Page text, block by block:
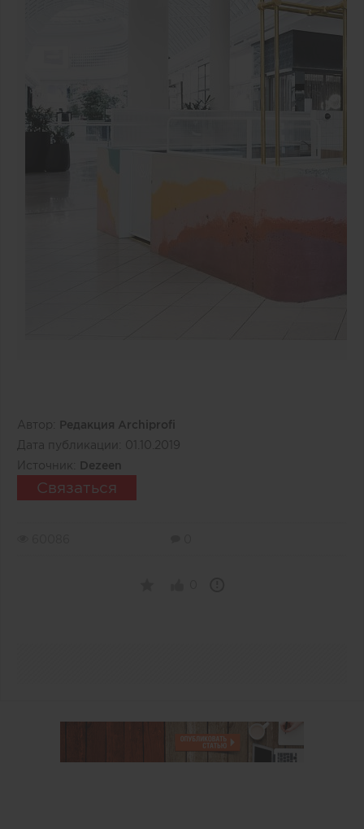
Автор:
Редакция Archiprofi
Дата публикации: 01.10.2019
Источник:
Dezeen
Связаться